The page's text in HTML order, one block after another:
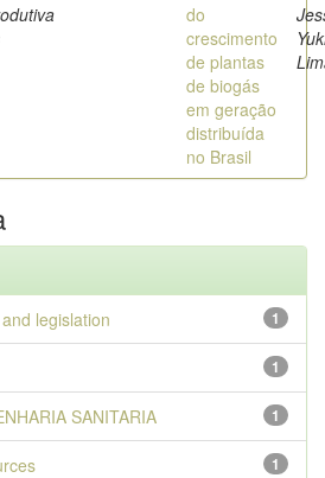
do
crescimento
de plantas
de biogás
em geração
distribuída
no Brasil
1
legislation
1
1
SANITARIA
1